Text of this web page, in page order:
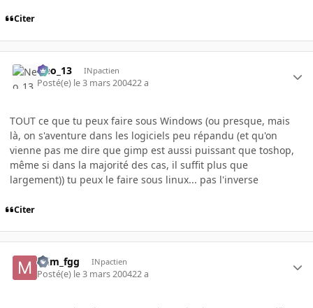
Citer
Neo_13 INpactien
Posté(e) le 3 mars 200422 a
TOUT ce que tu peux faire sous Windows (ou presque, mais
là, on s'aventure dans les logiciels peu répandu (et qu'on
vienne pas me dire que gimp est aussi puissant que toshop,
même si dans la majorité des cas, il suffit plus que
largement)) tu peux le faire sous linux... pas l'inverse
Citer
mim_fgg INpactien
Posté(e) le 3 mars 200422 a